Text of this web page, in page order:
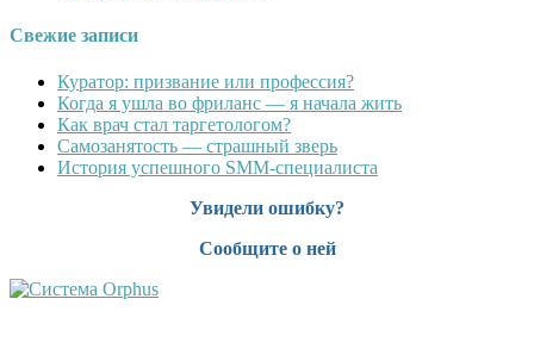
Свежие записи
Куратор: призвание или профессия?
Когда я ушла во фриланс — я начала жить
Как врач стал таргетологом?
Cамозанятость — страшный зверь
История успешного SMM-специалиста
Увидели ошибку?
Сообщите о ней